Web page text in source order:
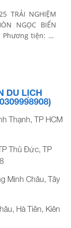
TRẢI NGHIỆM
NGỌC BIỂN
tiện: Xe
DU LỊCH
Thạnh, TP HCM
Thủ Đức, TP
Minh Châu, Tây
Hà Tiên, Kiên